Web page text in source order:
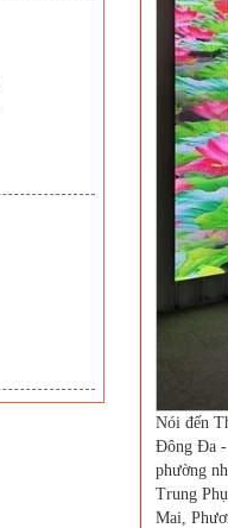
Nói đến
Đông Đa -
phường
Trung
Mai,